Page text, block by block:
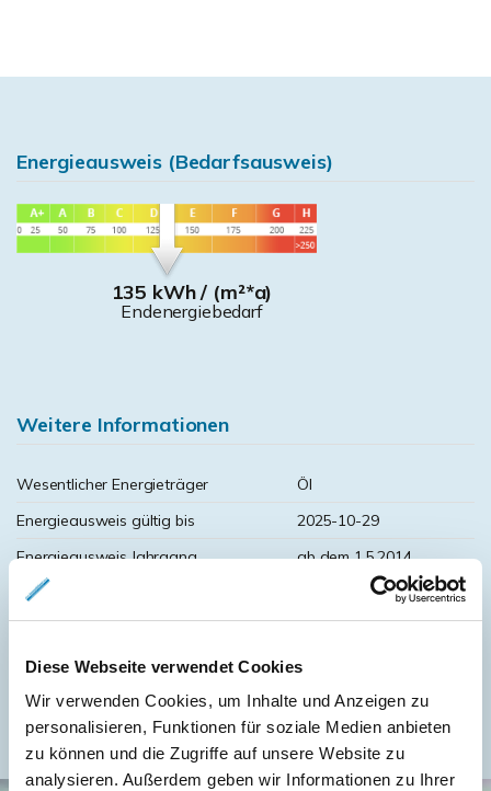
Diese Webseite verwendet Cookies
Wir verwenden Cookies, um Inhalte und Anzeigen zu
personalisieren, Funktionen für soziale Medien anbieten
zu können und die Zugriffe auf unsere Website zu
analysieren. Außerdem geben wir Informationen zu Ihrer
Energieausweis (Bedarfsausweis)
135 kWh / (m²*a)
Endenergiebedarf
Weitere Informationen
Wesentlicher Energieträger
Öl
Energieausweis gültig bis
2025-10-29
Energieausweis Jahrgang
ab dem 1.5.2014
Energieausweis Werteklasse
Heizung
Zentralheizung
Befeuerung
Öl